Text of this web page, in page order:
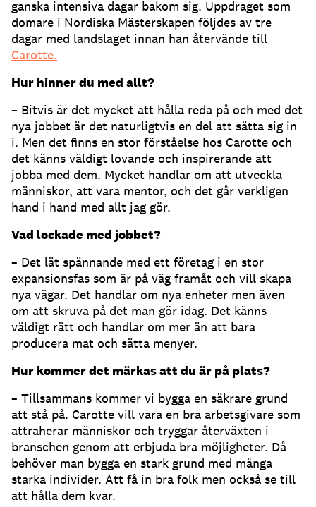
ganska intensiva dagar bakom sig. Uppdraget som
domare i Nordiska Mästerskapen följdes av tre
dagar med landslaget innan han återvände till
Carotte.
Hur hinner du med allt?
– Bitvis är det mycket att hålla reda på och med det
nya jobbet är det naturligtvis en del att sätta sig in
i. Men det finns en stor förståelse hos Carotte och
det känns väldigt lovande och inspirerande att
jobba med dem. Mycket handlar om att utveckla
människor, att vara mentor, och det går verkligen
hand i hand med allt jag gör.
Vad lockade med jobbet?
– Det lät spännande med ett företag i en stor
expansionsfas som är på väg framåt och vill skapa
nya vägar. Det handlar om nya enheter men även
om att skruva på det man gör idag. Det känns
väldigt rätt och handlar om mer än att bara
producera mat och sätta menyer.
Hur kommer det märkas att du är på plats?
– Tillsammans kommer vi bygga en säkrare grund
att stå på. Carotte vill vara en bra arbetsgivare som
attraherar människor och tryggar återväxten i
branschen genom att erbjuda bra möjligheter. Då
behöver man bygga en stark grund med många
starka individer. Att få in bra folk men också se till
att hålla dem kvar.